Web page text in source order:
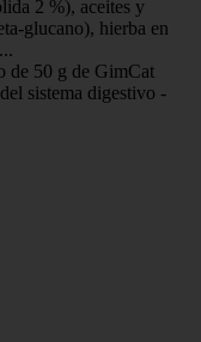
2 %), aceites y
glucano), hierba en
50 g de GimCat
sistema digestivo -